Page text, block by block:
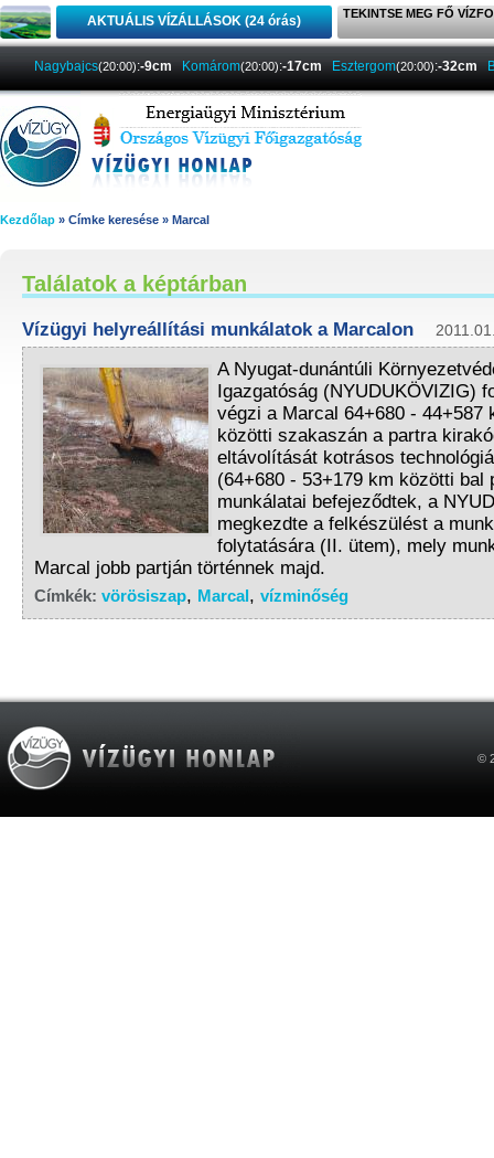
AKTUÁLIS VÍZÁLLÁSOK (24 órás) TEKINTSE MEG FŐ
Nagybajcs(20:00):-9cm Komárom(20:00):-17cm Esztergom(20:00):-32cm
Kezdőlap » Címke keresése » Marcal
Találatok a képtárban
Vízügyi helyreállítási munkálatok a Marcalon
A Nyugat-dunántúli
Igazgatóság (NYUDUKÖVIZIG)
végzi a Marcal 64+680 - 44+587
közötti szakaszán a partra
eltávolítását kotrásos
(64+680 - 53+179 km közötti bal
munkálatai befejeződtek, a
megkezdte a felkészülést a
folytatására (II. ütem), mely
Marcal jobb partján történnek majd.
Címkék: vörösiszap, Marcal, vízminőség
©